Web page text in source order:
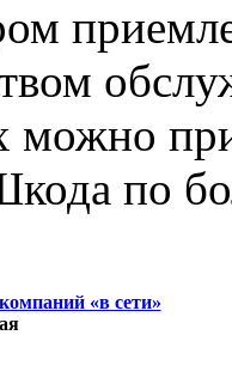
можно
по
«в сети»